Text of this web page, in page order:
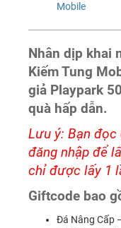
Mobile
Nhân dịp khai
Kiếm Tung
giả Playpark
quà hấp dẫn.
Lưu ý: Bạn đọc
đăng nhập để
chỉ được lấy 1
Giftcode bao
Đá Nâng Cấp